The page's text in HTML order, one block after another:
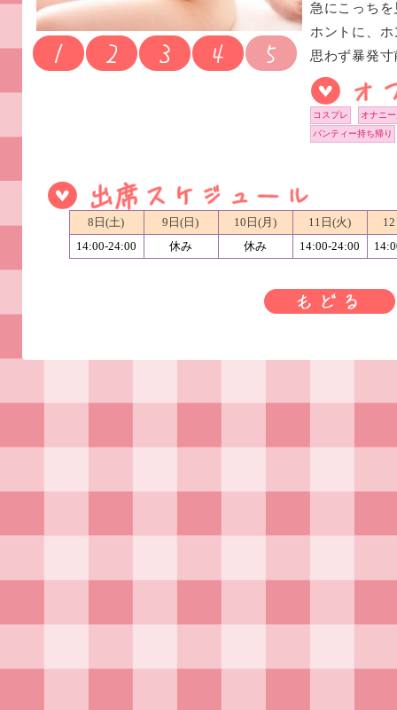
急にこっち
ホントに、
思わず暴発
コスプレ
オナニ
パンティー持ち帰り
8日(土) 9日(日) 10日(月) 11日(火)
14:00-24:00
休み 休み 14:00-24:00